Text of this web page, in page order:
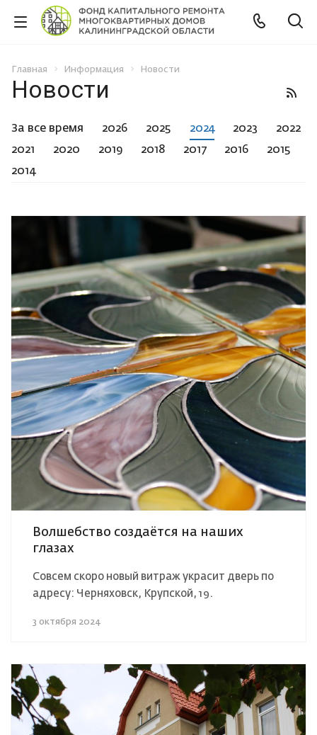
Главная Информация Новости
Новости
За все время 2026 2025 2024 2023
2022
2021
2020 2019 2018 2017 2016
2015
2014
Волшебство создаётся на наших
глазах
Совсем скоро новый витраж украсит дверь по
адресу: Черняховск, Крупской, 19.
3 октября 2024